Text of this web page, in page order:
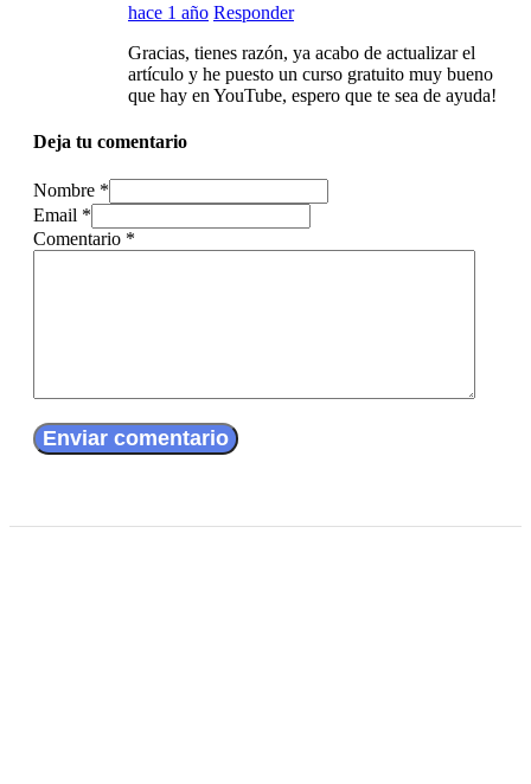
hace 1 año Responder
Gracias, tienes razón, ya acabo de actualizar el
artículo y he puesto un curso gratuito muy bueno
que hay en YouTube, espero que te sea de ayuda!
Deja tu comentario
Nombre *
Email *
Comentario *